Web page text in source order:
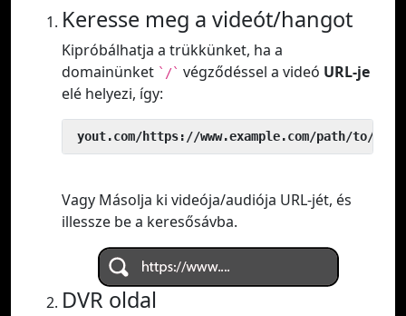
Keresse meg a videót/hangot
Kipróbálhatja a trükkünket, ha a
domainünket `/` végződéssel a videó URL-je
elé helyezi, így:
yout.com/https://www.example.com/path/to/
Vagy Másolja ki videója/audiója URL-jét, és
illessze be a keresősávba.
DVR oldal